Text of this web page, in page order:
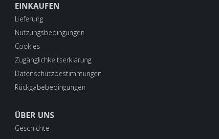
EINKAUFEN
Lieferung
Nutzungsbedingungen
Cookies
Zugänglichkeitserklärung
Datenschutzbestimmungen
Rückgabebedingungen
ÜBER UNS
Geschichte